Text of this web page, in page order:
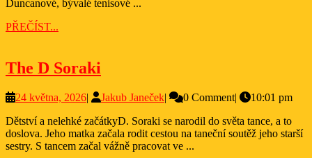
Duncanové, bývalé tenisové ...
PŘEČÍST...
The D Soraki
Soraki
24 května, 202624
2026
| Jakub JanečekJakub
| 0 Comment|
10:01 pm
Dětství a nelehké začátkyD. Soraki se narodil do světa tance, a to
doslova. Jeho matka začala rodit cestou na taneční soutěž jeho starší
sestry. S tancem začal vážně pracovat ve ...